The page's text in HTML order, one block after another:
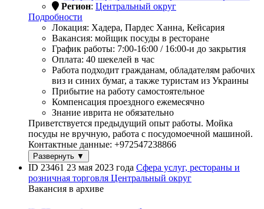
Регион: Центральный округ
Подробности
Локация: Хадера, Пардес Ханна, Кейсария
Вакансия: мойщик посуды в ресторане
График работы: 7:00-16:00 / 16:00-и до закрытия
Оплата: 40 шекелей в час
Работа подходит гражданам, обладателям рабочих
виз и синих бумаг, а также туристам из Украины
Прибытие на работу самостоятельное
Компенсация проездного ежемесячно
Знание иврита не обязательно
Приветствуется предыдущий опыт работы. Мойка
посуды не вручную, работа с посудомоечной машиной.
Контактные данные: +972547238866
Развернуть ▼
ID 23461 23 мая 2023 года Сфера услуг, рестораны и
розничная торговля Центральный округ
Вакансия в архиве